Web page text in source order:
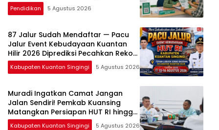
Pendidikan 5 Agustus 2026
87 Jalur Sudah Mendaftar — Pacu
Jalur Event Kebudayaan Kuantan
Hilir 2026 Diprediksi Pecahkan Rekor
Peserta
Kabupaten Kuantan Singingi 5 Agustus 2026
Muradi Ingatkan Camat Jangan
Jalan Sendiri! Pemkab Kuansing
Matangkan Persiapan HUT RI hingga
Pacu Jalur Nasional
Kabupaten Kuantan Singingi 5 Agustus 2026